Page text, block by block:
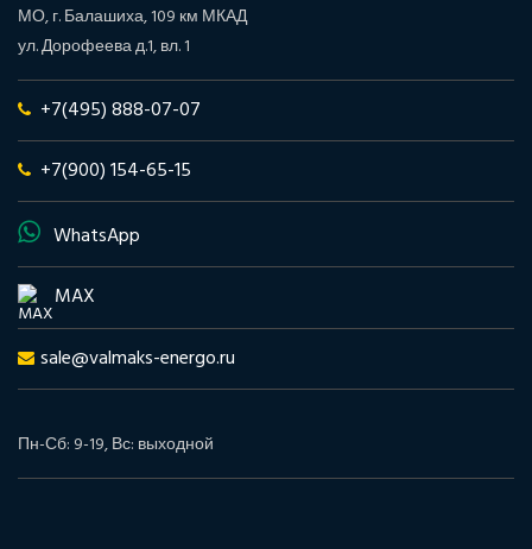
МО, г. Балашиха, 109 км МКАД
ул. Дорофеева д.1, вл. 1
+7(495) 888-07-07
+7(900) 154-65-15
WhatsApp
MAX
sale@valmaks-energo.ru
Пн-Сб: 9-19, Вс: выходной